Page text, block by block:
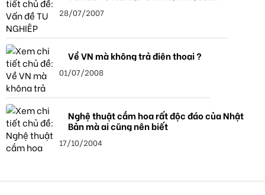
28/07/2007
Về VN mà không trả điện thoại ?
01/07/2008
Nghệ thuật cắm hoa rất độc đáo của Nhật
Bản mà ai cũng nên biết
17/10/2004